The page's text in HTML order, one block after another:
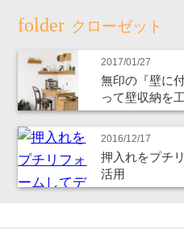
クローゼット
2017/01/27
無印の『壁に
って壁収納を
2016/12/17
押入れをプチ
活用